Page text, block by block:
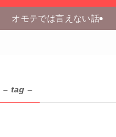
オモテでは言えない話
– tag –